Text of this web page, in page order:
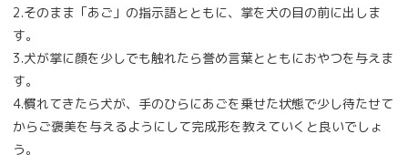
2.そのまま「あご」の指示語とともに、掌を犬の目の前に出しま
す。
3.犬が掌に顔を少しでも触れたら誉め言葉とともにおやつを与えま
す。
4.慣れてきたら犬が、手のひらにあごを乗せた状態で少し待たせて
からご褒美を与えるようにして完成形を教えていくと良いでしょ
う。